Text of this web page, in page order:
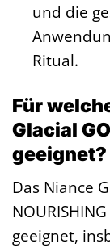
und die
Ritual.
Für
Glacial
geeignet?
Das Niance
geeignet,